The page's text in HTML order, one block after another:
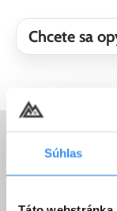
Súhlas
Chcete sa